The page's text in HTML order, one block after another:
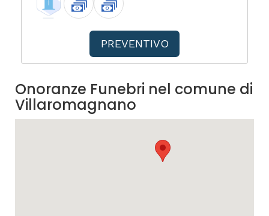
PREVENTIVO
Onoranze Funebri nel comune di
Villaromagnano